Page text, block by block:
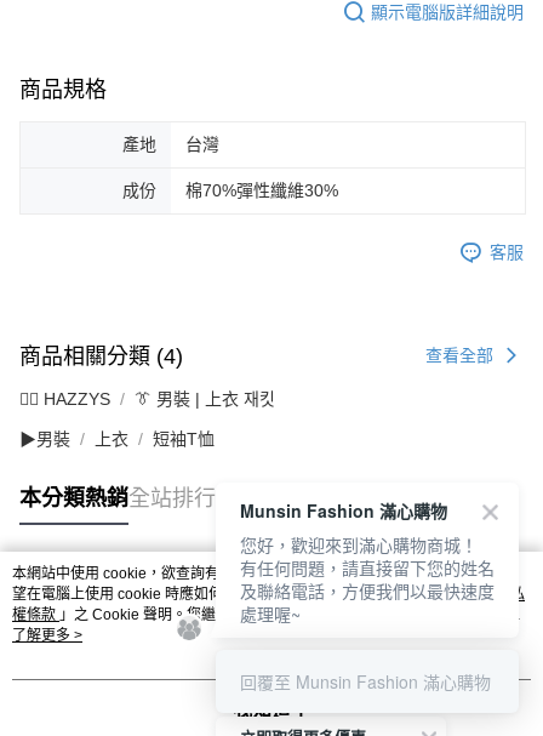
顯示電腦版詳細說明
商品規格
產地 台灣
成份 棉70%彈性纖維30%
客服
商品相關分類 (4) 查看全部
🐕‍🦺 HAZZYS 👔 男裝 | 上衣 재킷
▶男裝 上衣 短袖T恤
本分類熱銷全站排行
熱門標籤
本網站中使用 cookie，欲查詢有關本網站使用 cookie 方式之詳情，及若您不希
望在電腦上使用 cookie 時應如何變更電腦的 cookie 設定，請參閱本網站「
隱私
權條款 」之 Cookie 聲明。您繼續使用本網站即表示您同意本公司得按本網站使
用條款之 Cookie 聲明使用 cookie。
了解更多 >
我知道了
Munsin Fashion 滿心購物
您好，歡迎來到滿心購物商城！
有任何問題，請直接留下您的姓名
及聯絡電話，方便我們以最快速度
處理喔~
回覆至 Munsin Fashion 滿心購物